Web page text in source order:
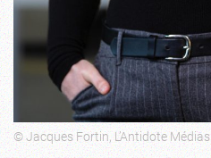
© Jacques Fortin, L’Antidote Médias